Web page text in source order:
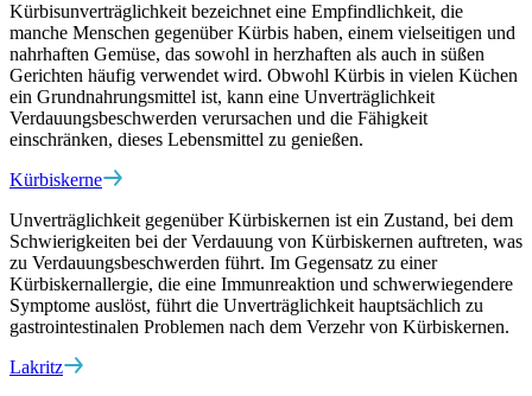
Kürbisunverträglichkeit bezeichnet eine Empfindlichkeit, die
manche Menschen gegenüber Kürbis haben, einem vielseitigen und
nahrhaften Gemüse, das sowohl in herzhaften als auch in süßen
Gerichten häufig verwendet wird. Obwohl Kürbis in vielen Küchen
ein Grundnahrungsmittel ist, kann eine Unverträglichkeit
Verdauungsbeschwerden verursachen und die Fähigkeit
einschränken, dieses Lebensmittel zu genießen.
Kürbiskerne
Unverträglichkeit gegenüber Kürbiskernen ist ein Zustand, bei dem
Schwierigkeiten bei der Verdauung von Kürbiskernen auftreten, was
zu Verdauungsbeschwerden führt. Im Gegensatz zu einer
Kürbiskernallergie, die eine Immunreaktion und schwerwiegendere
Symptome auslöst, führt die Unverträglichkeit hauptsächlich zu
gastrointestinalen Problemen nach dem Verzehr von Kürbiskernen.
Lakritz